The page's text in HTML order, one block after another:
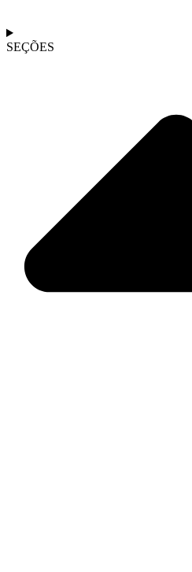
SEÇÕES